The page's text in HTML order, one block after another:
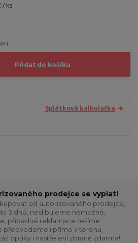
/ ks
Přidat do košíku
Splátková kalkulačka
prodejce se vyplatí
od autorizovaného prodejce,
3 dnů, neslibujeme nemožné,
případné reklamace řešíme
předvedeme i přímo v terénu,
optiky i nastřelení zbraně zdarma!!